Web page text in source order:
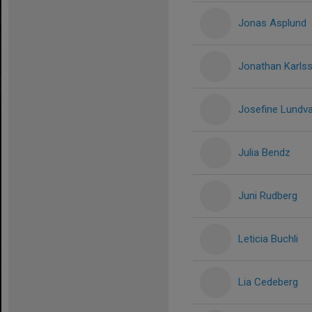
Jonas Asplund
Jonathan
Josefine
Julia Bendz
Juni Rudberg
Leticia Buchli
Lia Cedeberg